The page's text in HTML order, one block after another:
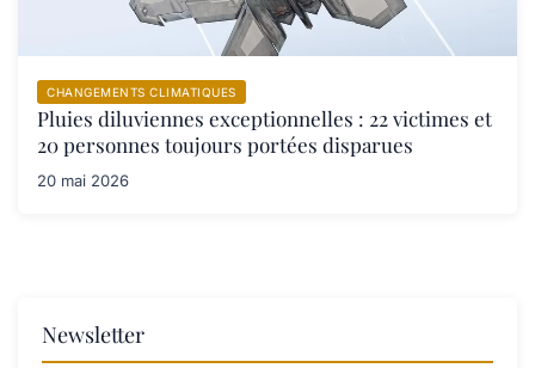
CHANGEMENTS CLIMATIQUES
Pluies diluviennes exceptionnelles : 22 victimes et
20 personnes toujours portées disparues
20 mai 2026
Newsletter